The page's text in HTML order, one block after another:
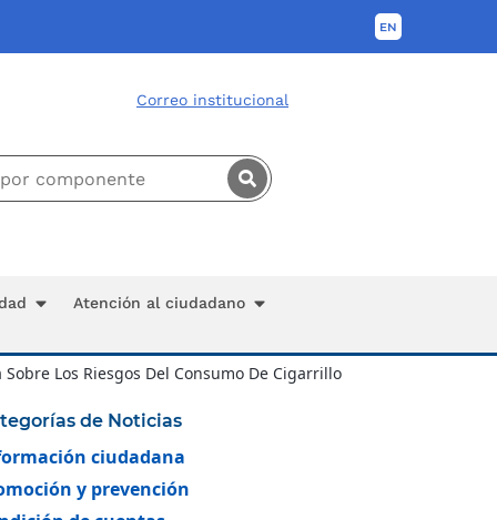
Correo institucional
Atención al ciudadano
Los Riesgos Del Consumo De Cigarrillo
de Noticias
ciudadana
y prevención